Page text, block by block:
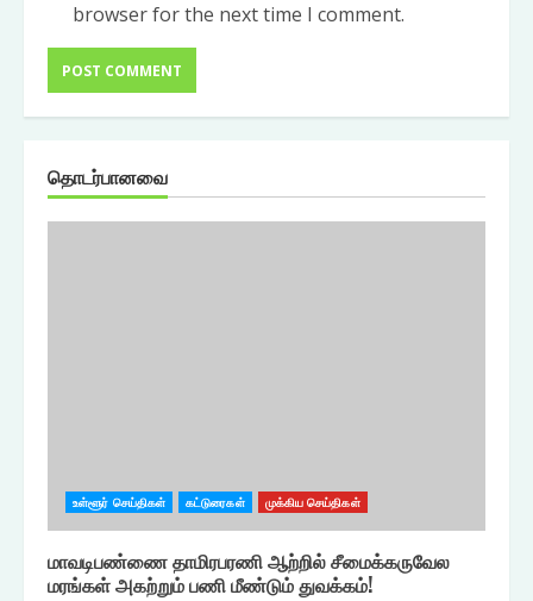
browser for the next time I comment.
தொடர்பானவை
உள்ளூர் செய்திகள் கட்டுரைகள் முக்கிய செய்திகள்
மாவடிபண்ணை தாமிரபரணி ஆற்றில் சீமைக்கருவேல
மரங்கள் அகற்றும் பணி மீண்டும் துவக்கம்!